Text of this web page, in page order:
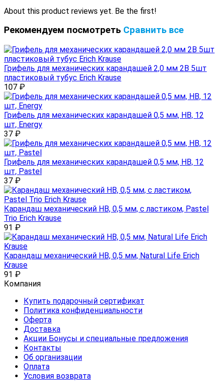
About this product reviews yet. Be the first!
Рекомендуем посмотреть Сравнить все
Грифель для механических карандашей 2,0 мм 2B 5шт
пластиковый тубус Erich Krause
107 ₽
Грифель для механических карандашей 0,5 мм, HB, 12
шт, Energy
37 ₽
Грифель для механических карандашей 0,5 мм, HB, 12
шт, Pastel
37 ₽
Карандаш механический HB, 0,5 мм, с ластиком, Pastel
Trio Erich Krause
91 ₽
Карандаш механический HB, 0,5 мм, Natural Life Erich
Krause
91 ₽
Компания
Купить подарочный сертификат
Политика конфиденциальности
Оферта
Доставка
Акции Бонусы и специальные предложения
Контакты
Об организации
Оплата
Условия возврата